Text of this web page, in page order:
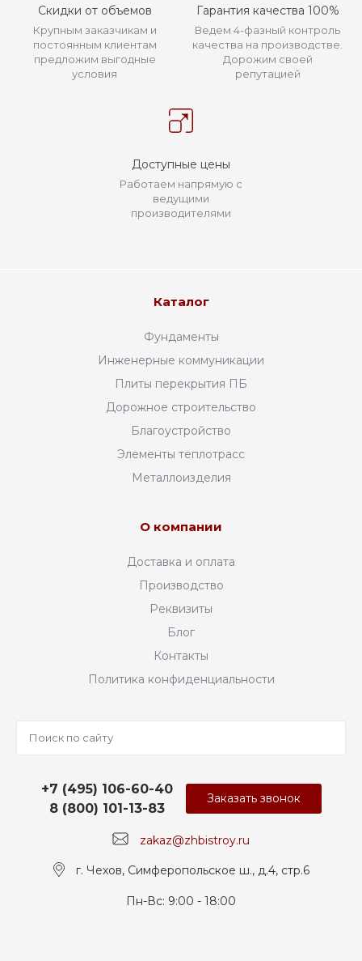
Скидки от объемов
Крупным заказчикам и
постоянным клиентам
предложим выгодные
условия
Гарантия качества 100%
Ведем 4-фазный контроль
качества на производстве.
Дорожим своей
репутацией
Доступные цены
Работаем напрямую с
ведущими
производителями
Каталог
Фундаменты
Инженерные коммуникации
Плиты перекрытия ПБ
Дорожное строительство
Благоустройство
Элементы теплотрасс
Металлоизделия
О компании
Доставка и оплата
Производство
Реквизиты
Блог
Контакты
Политика конфиденциальности
+7 (495) 106-60-40
8 (800) 101-13-83
zakaz@zhbistroy.ru
Заказать звонок
г. Чехов, Симферопольское ш., д.4, стр.6
Пн-Вс: 9:00 - 18:00